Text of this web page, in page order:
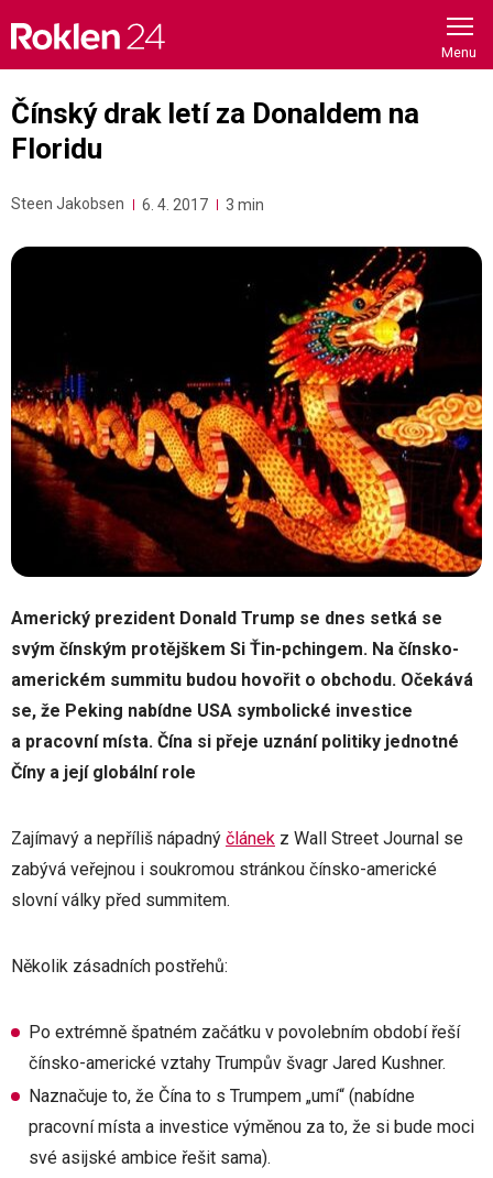
content
Čínský drak letí za Donaldem na
Floridu
Steen Jakobsen 6. 4. 2017 3 min
Americký prezident Donald Trump se dnes setká se
svým čínským protějškem Si Ťin-pchingem. Na čínsko-
americkém summitu budou hovořit o obchodu. Očekává
se, že Peking nabídne USA symbolické investice
a pracovní místa. Čína si přeje uznání politiky jednotné
Číny a její globální role
Zajímavý a nepříliš nápadný článek z Wall Street Journal se
zabývá veřejnou i soukromou stránkou čínsko-americké
slovní války před summitem.
Několik zásadních postřehů:
Po extrémně špatném začátku v povolebním období řeší
čínsko-americké vztahy Trumpův švagr Jared Kushner.
Naznačuje to, že Čína to s Trumpem „umí“ (nabídne
pracovní místa a investice výměnou za to, že si bude moci
své asijské ambice řešit sama).